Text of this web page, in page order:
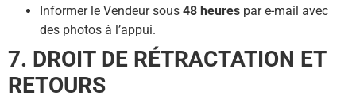
Informer le Vendeur sous 48 heures par e-mail avec
des photos à l’appui.
7. DROIT DE RÉTRACTATION ET
RETOURS